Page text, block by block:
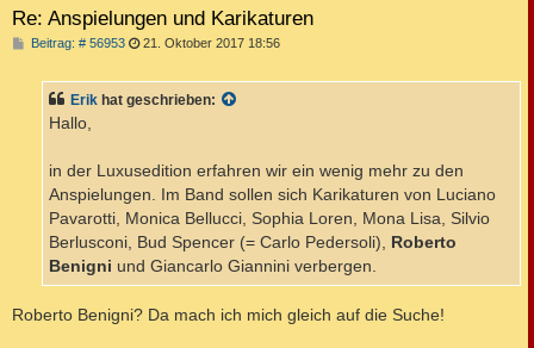
Re: Anspielungen und Karikaturen
Beitrag: # 56953B
r
21. Oktober 2017 18:56
Erik hat geschrieben:
Hallo,
in der Luxusedition erfahren wir ein wenig mehr zu den
Anspielungen. Im Band sollen sich Karikaturen von Luciano
Pavarotti, Monica Bellucci, Sophia Loren, Mona Lisa, Silvio
Berlusconi, Bud Spencer (= Carlo Pedersoli), Roberto
Benigni und Giancarlo Giannini verbergen.
Roberto Benigni? Da mach ich mich gleich auf die Suche!